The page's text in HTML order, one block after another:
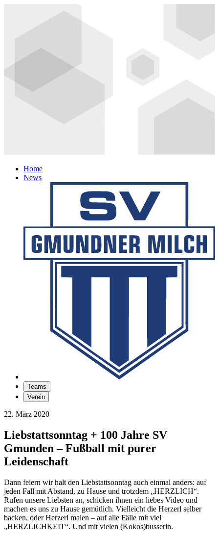
Home
News
Teams
Verein
22. März 2020
Liebstattsonntag + 100 Jahre SV
Gmunden – Fußball mit purer
Leidenschaft
Dann feiern wir halt den Liebstattsonntag auch einmal anders: auf
jeden Fall mit Abstand, zu Hause und trotzdem „HERZLICH“.
Rufen unsere Liebsten an, schicken ihnen ein liebes Video und
machen es uns zu Hause gemütlich. Vielleicht die Herzerl selber
backen, oder Herzerl malen – auf alle Fälle mit viel
„HERZLICHKEIT“. Und mit vielen (Kokos)busserln.